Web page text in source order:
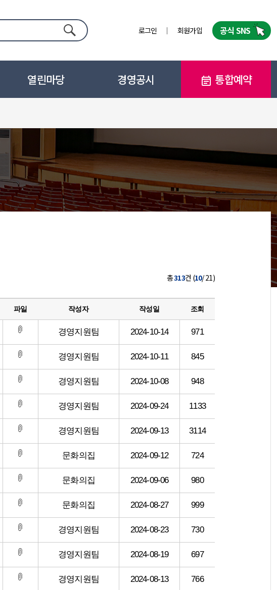
검색 로그인 회원가입 공식 SNS
열린마당 경영공시 통합예약
총313건 (10/ 21)
파일 작성자 작성일 조회
경영지원팀 2024-10-14 971
경영지원팀 2024-10-11 845
접시험 공고 경영지원팀 2024-10-08 948
경영지원팀 2024-09-24 1133
경영지원팀 2024-09-13 3114
문화의집 2024-09-12 724
한 면접심사 공고 문화의집 2024-09-06 980
문화의집 2024-08-27 999
경영지원팀 2024-08-23 730
경영지원팀 2024-08-19 697
시험 공고 경영지원팀 2024-08-13 766